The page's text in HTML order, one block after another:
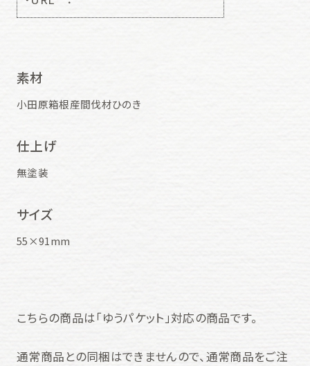
素材
小田原箱根産間伐材ひのき
仕上げ
無塗装
サイズ
55×91mm
こちらの商品は「ゆうパケット」対応の商品です。
通常商品との同梱はできませんので、通常商品をご注